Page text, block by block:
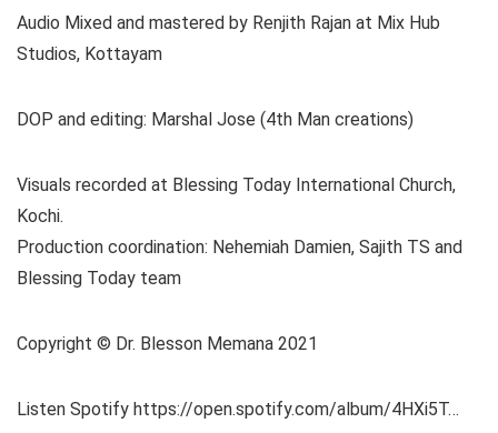
Audio Mixed and mastered by Renjith Rajan at Mix Hub
Studios, Kottayam
DOP and editing: Marshal Jose (4th Man creations)
Visuals recorded at Blessing Today International Church,
Kochi.
Production coordination: Nehemiah Damien, Sajith TS and
Blessing Today team
Copyright © Dr. Blesson Memana 2021
Listen Spotify https://open.spotify.com/album/4HXi5T…